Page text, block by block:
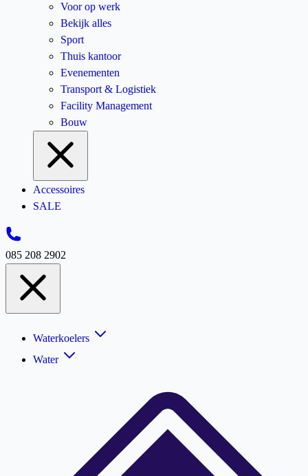
Voor op werk
Bekijk alles
Sport
Thuis kantoor
Evenementen
Transport & Logistiek
Facility Management
Bouw
Accessoires
SALE
085 208 2902
Waterkoelers
Water